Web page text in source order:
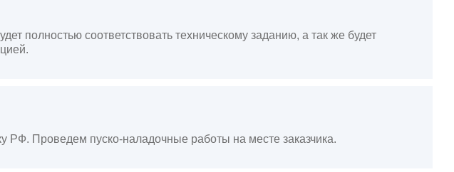
полностью соответствовать техническому заданию, а так же будет
РФ. Проведем пуско-наладочные работы на месте заказчика.